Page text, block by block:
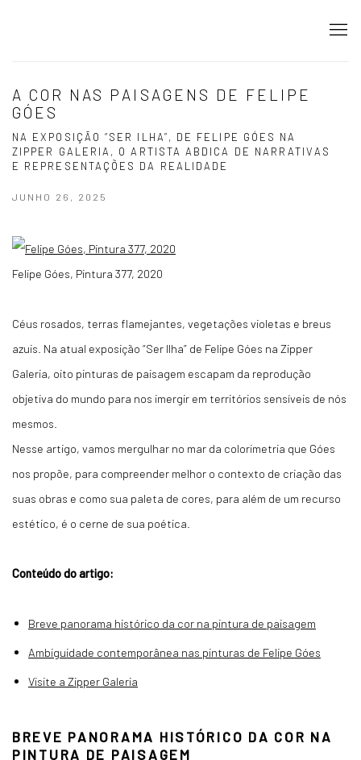
A COR NAS PAISAGENS DE FELIPE
GÓES
NA EXPOSIÇÃO “SER ILHA”, DE FELIPE GÓES NA
ZIPPER GALERIA, O ARTISTA ABDICA DE NARRATIVAS
E REPRESENTAÇÕES DA REALIDADE
JUNHO 26, 2025
Felipe Góes, Pintura 377, 2020
Céus rosados, terras flamejantes, vegetações violetas e breus
azuis. Na atual exposição “Ser Ilha” de Felipe Góes na Zipper
Galeria, oito pinturas de paisagem escapam da reprodução
objetiva do mundo para nos imergir em territórios sensíveis de nós
mesmos.
Nesse artigo, vamos mergulhar no mar da colorimetria que Góes
nos propõe, para compreender melhor o contexto de criação das
suas obras e como sua paleta de cores, para além de um recurso
estético, é o cerne de sua poética.
Conteúdo do artigo:
Breve panorama histórico da cor na pintura de paisagem
Ambiguidade contemporânea nas pinturas de Felipe Góes
Visite a Zipper Galeria
BREVE PANORAMA HISTÓRICO DA COR NA
PINTURA DE PAISAGEM